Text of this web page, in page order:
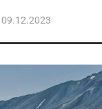
09.12.2023